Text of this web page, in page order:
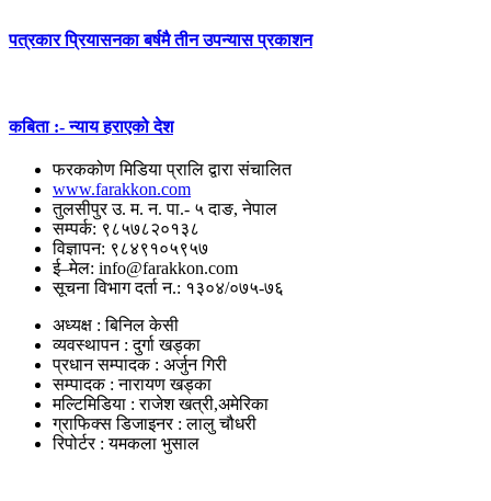
पत्रकार प्रियासनका बर्षमै तीन उपन्यास प्रकाशन
कबिता :- न्याय हराएको देश
फरककोण मिडिया प्रालि द्वारा संचालित
www.farakkon.com
तुलसीपुर उ. म. न. पा.- ५ दाङ, नेपाल
सम्पर्क: ९८५७८२०१३८
विज्ञापन: ९८४९१०५९५७
ई–मेल: info@farakkon.com
सूचना विभाग दर्ता न.: १३०४/०७५-७६
अध्यक्ष : बिनिल केसी
व्यवस्थापन : दुर्गा खड्का
प्रधान सम्पादक : अर्जुन गिरी
सम्पादक : नारायण खड्का
मल्टिमिडिया : राजेश खत्री,अमेरिका
ग्राफिक्स डिजाइनर : लालु चौधरी
रिपोर्टर : यमकला भुसाल